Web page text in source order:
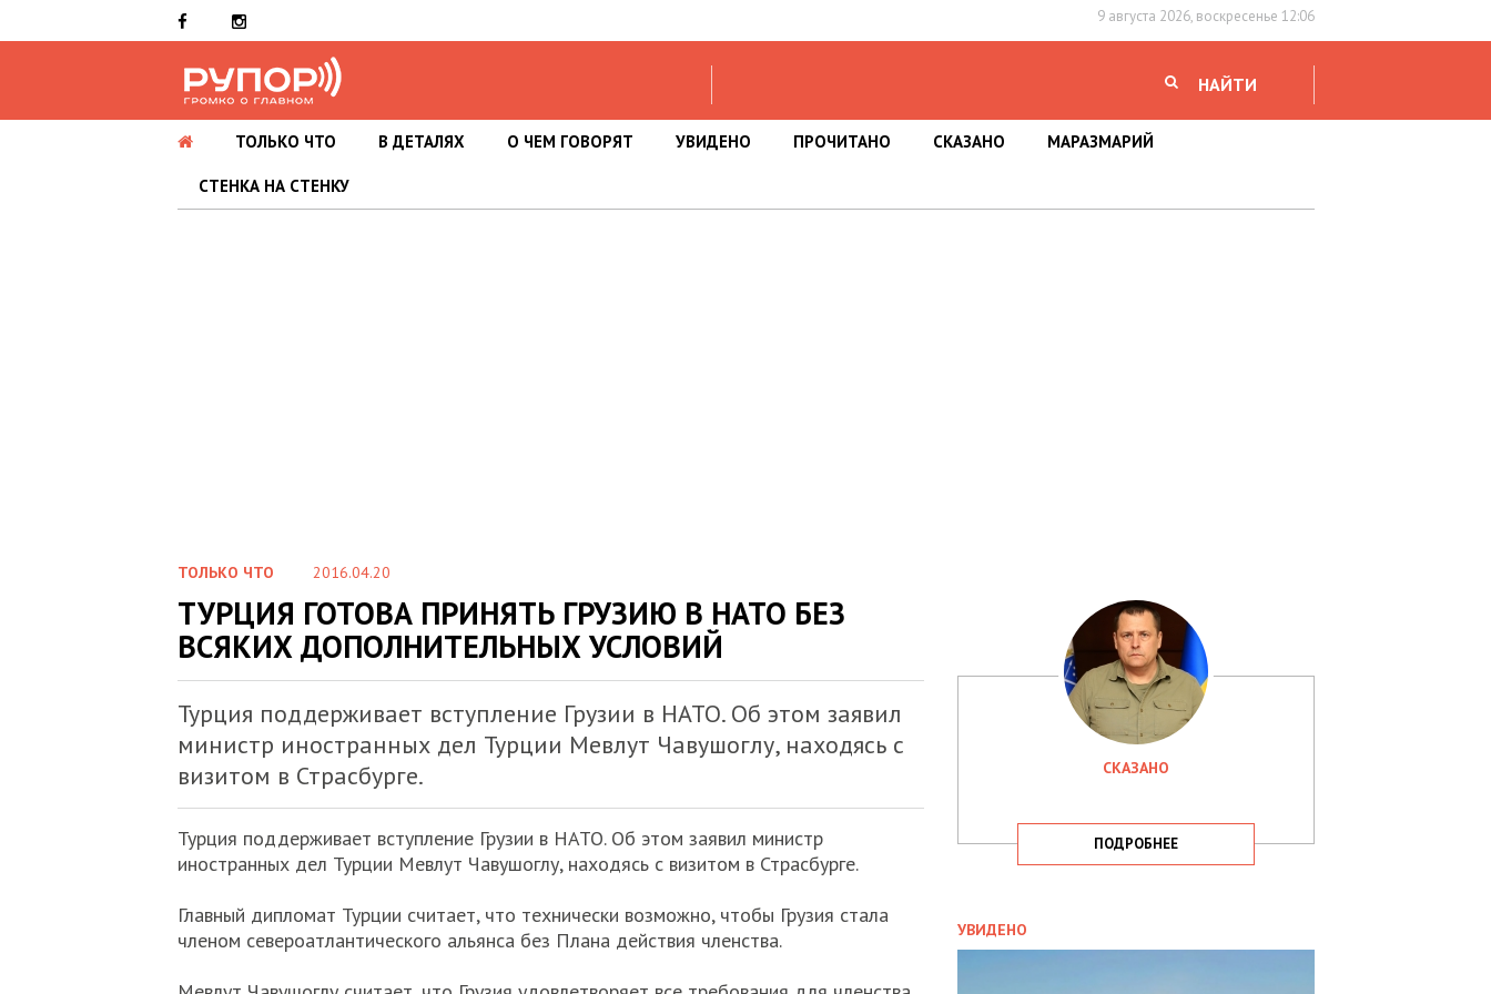
9 августа 2026, воскресенье 12:06
НАЙТИ
ТОЛЬКО ЧТО В ДЕТАЛЯХ О ЧЕМ ГОВОРЯТ УВИДЕНО ПРОЧИТАНО СКАЗАНО МАРАЗМАРИЙ
СТЕНКА НА СТЕНКУ
ТОЛЬКО ЧТО 2016.04.20
ТУРЦИЯ ГОТОВА ПРИНЯТЬ ГРУЗИЮ В НАТО БЕЗ
ВСЯКИХ ДОПОЛНИТЕЛЬНЫХ УСЛОВИЙ
Турция поддерживает вступление Грузии в НАТО. Об этом заявил
министр иностранных дел Турции Мевлут Чавушоглу, находясь с
визитом в Страсбурге.
Турция поддерживает вступление Грузии в НАТО. Об этом заявил министр
иностранных дел Турции Мевлут Чавушоглу, находясь с визитом в Страсбурге.
Главный дипломат Турции считает, что технически возможно, чтобы Грузия стала
членом североатлантического альянса без Плана действия членства.
СКАЗАНО
ПОДРОБНЕЕ
УВИДЕНО
ЗАТРИМАЛА